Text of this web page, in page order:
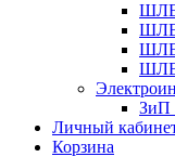
ЗиП
Личный
Корзина